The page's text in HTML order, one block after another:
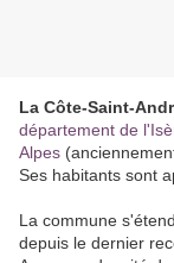
La Côte-Saint-
département de
Alpes
Ses habitants sont
La commune
depuis le dernier